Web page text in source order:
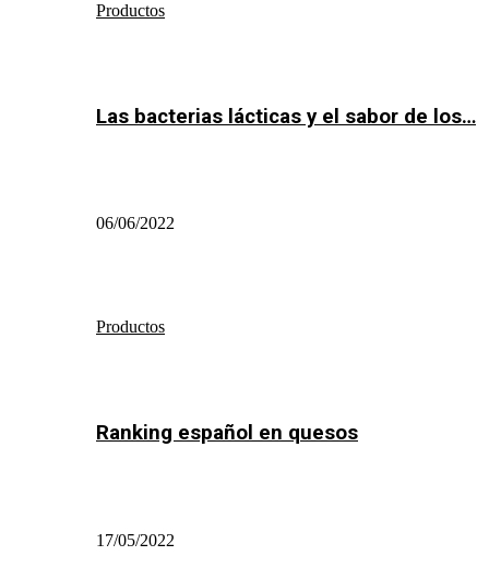
Productos
Las bacterias lácticas y el sabor de los…
06/06/2022
Productos
Ranking español en quesos
17/05/2022